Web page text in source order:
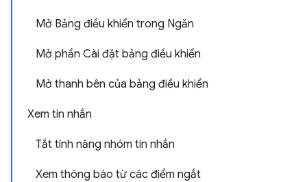
Mở Bảng điều khiển trong Ngăn
Mở phần Cài đặt bảng điều khiển
Mở thanh bên của bảng điều khiển
Xem tin nhắn
Tắt tính năng nhóm tin nhắn
Xem thông báo từ các điểm ngắt